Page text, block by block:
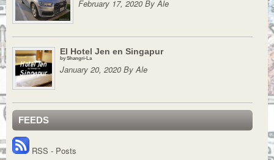
February 17, 2020 By Ale
El Hotel Jen en Singapur
by Shangri-La
January 20, 2020 By Ale
FEEDS
RSS - Posts